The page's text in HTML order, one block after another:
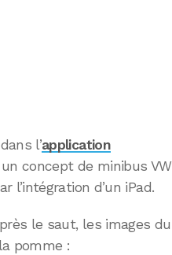
l’application
un concept de minibus
l’intégration d’un iPad.
le saut, les images
pomme :